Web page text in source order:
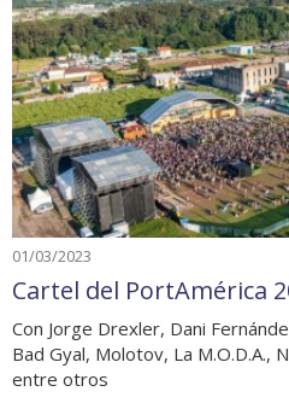
01/03/2023
Cartel del PortAmérica
Con Jorge Drexler, Dani
Bad Gyal, Molotov, La M.O.D.A.,
entre otros